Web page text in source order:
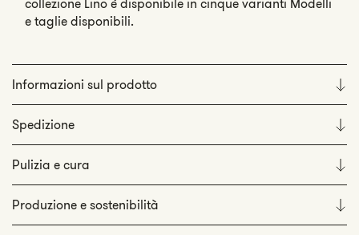
e taglie disponibili.
Informazioni sul prodotto
Spedizione
Pulizia e cura
Produzione e sostenibilità